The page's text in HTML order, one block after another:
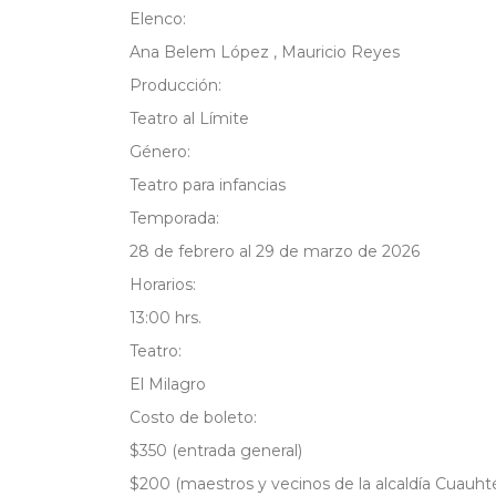
Elenco:
Ana Belem López , Mauricio Reyes
Producción:
Teatro al Límite
Género:
Teatro para infancias
Temporada:
28 de febrero al 29 de marzo de 2026
Horarios:
13:00 hrs.
Teatro:
El Milagro
Costo de boleto:
$350 (entrada general)
$200 (maestros y vecinos de la alcaldía